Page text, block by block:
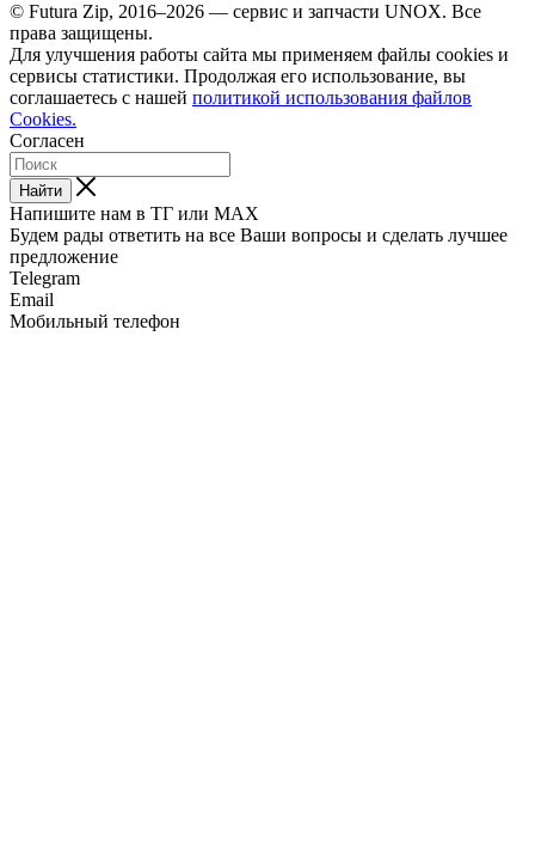
© Futura Zip, 2016–2026 — сервис и запчасти UNOX. Все
права защищены.
Для улучшения работы сайта мы применяем файлы cookies и
сервисы статистики. Продолжая его использование, вы
соглашаетесь с нашей политикой использования файлов
Cookies.
Согласен
Найти
Напишите нам в ТГ или MAX
Будем рады ответить на все Ваши вопросы и сделать лучшее
предложение
Telegram
Email
Мобильный телефон